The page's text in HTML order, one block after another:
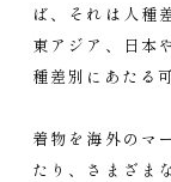
ば、それは人種
東アジア、日本
種差別にあたる
着物を海外のマ
たり、さまざま